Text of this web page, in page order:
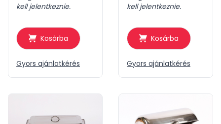
kell jelentkeznie.
Kosárba
Gyors ajánlatkérés
kell jelentkeznie.
Kosárba
Gyors ajánlatkérés